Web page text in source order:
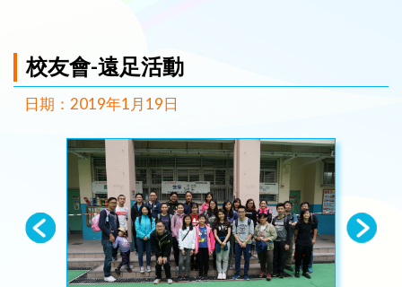
校友會-遠足活動
日期：2019年1月19日